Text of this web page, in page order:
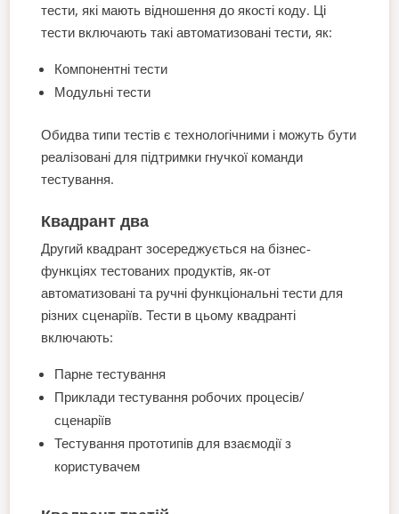
тести, які мають відношення до якості коду. Ці
тести включають такі автоматизовані тести, як:
Компонентні тести
Модульні тести
Обидва типи тестів є технологічними і можуть бути
реалізовані для підтримки гнучкої команди
тестування.
Квадрант два
Другий квадрант зосереджується на бізнес-
функціях тестованих продуктів, як-от
автоматизовані та ручні функціональні тести для
різних сценаріїв. Тести в цьому квадранті
включають:
Парне тестування
Приклади тестування робочих процесів/
сценаріїв
Тестування прототипів для взаємодії з
користувачем